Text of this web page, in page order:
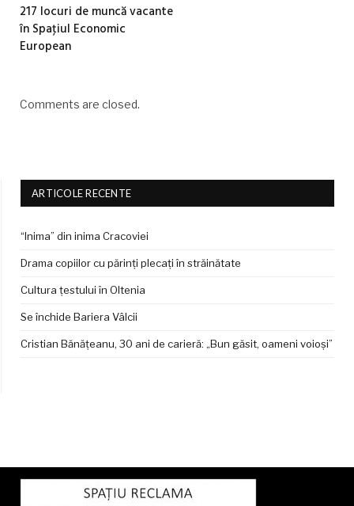
217 locuri de muncă vacante
în Spaţiul Economic
European
Comments are closed.
ARTICOLE RECENTE
“Inima” din inima Cracoviei
Drama copiilor cu părinți plecați în străinătate
Cultura țestului în Oltenia
Se închide Bariera Vâlcii
Cristian Bănățeanu, 30 ani de carieră: „Bun găsit, oameni voioși”